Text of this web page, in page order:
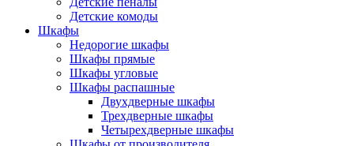
Детские комоды
Шкафы
Недорогие шкафы
Шкафы прямые
Шкафы угловые
Шкафы распашные
Двухдверные шкафы
Трехдверные шкафы
Четырехдверные шкафы